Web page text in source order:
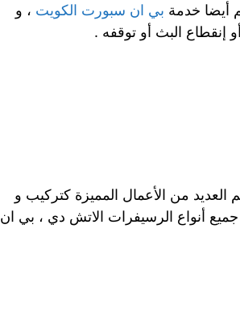
أيضا خدمة بي ان سبورت الكويت ، و
البث أو توقفه .
العديد من الأعمال المميزة كتركيب و
أنواع الرسيفرات الاتش دي ، بي ان